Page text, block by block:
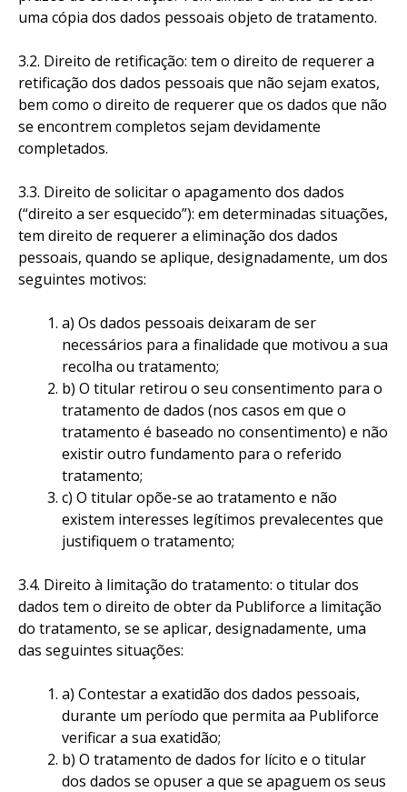
uma cópia dos dados pessoais objeto de tratamento.
3.2. Direito de retificação: tem o direito de requerer a
retificação dos dados pessoais que não sejam exatos,
bem como o direito de requerer que os dados que não
se encontrem completos sejam devidamente
completados.
3.3. Direito de solicitar o apagamento dos dados
(“direito a ser esquecido”): em determinadas situações,
tem direito de requerer a eliminação dos dados
pessoais, quando se aplique, designadamente, um dos
seguintes motivos:
a) Os dados pessoais deixaram de ser
necessários para a finalidade que motivou a sua
recolha ou tratamento;
b) O titular retirou o seu consentimento para o
tratamento de dados (nos casos em que o
tratamento é baseado no consentimento) e não
existir outro fundamento para o referido
tratamento;
c) O titular opõe-se ao tratamento e não
existem interesses legítimos prevalecentes que
justifiquem o tratamento;
3.4. Direito à limitação do tratamento: o titular dos
dados tem o direito de obter da Publiforce a limitação
do tratamento, se se aplicar, designadamente, uma
das seguintes situações:
a) Contestar a exatidão dos dados pessoais,
durante um período que permita aa Publiforce
verificar a sua exatidão;
b) O tratamento de dados for lícito e o titular
dos dados se opuser a que se apaguem os seus